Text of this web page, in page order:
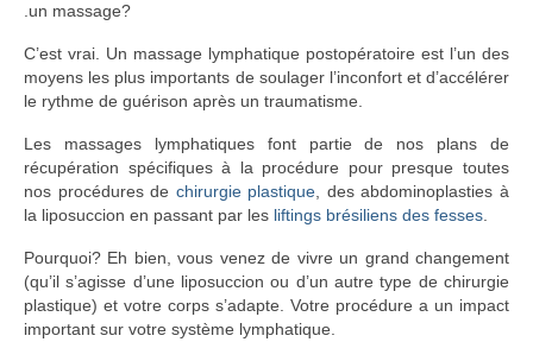
.un massage?
C’est vrai. Un massage lymphatique postopératoire est l’un des
moyens les plus importants de soulager l’inconfort et d’accélérer
le rythme de guérison après un traumatisme.
Les massages lymphatiques font partie de nos plans de
récupération spécifiques à la procédure pour presque toutes
nos procédures de chirurgie plastique , des abdominoplasties à
la liposuccion en passant par les liftings brésiliens des fesses
Pourquoi? Eh bien, vous venez de vivre un grand changement
(qu’il s’agisse d’une liposuccion ou d’un autre type de chirurgie
plastique) et votre corps s’adapte. Votre procédure a un impact
important sur votre système lymphatique.